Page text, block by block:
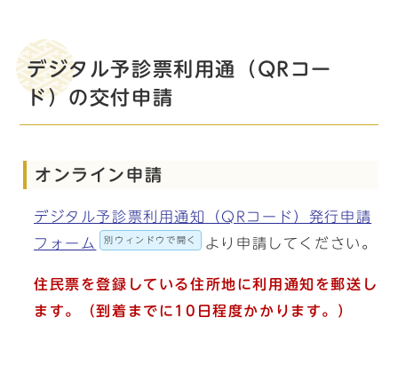
デジタル予診票利用通（QRコー
ド）の交付申請
オンライン申請
デジタル予診票利用通知（QRコード）発行申請
フォーム
別ウィンドウで開く より申請してください。
住民票を登録している住所地に利用通知を郵送し
ます。（到着までに10日程度かかります。）